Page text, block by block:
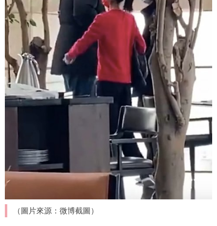
（圖片來源：微博截圖）